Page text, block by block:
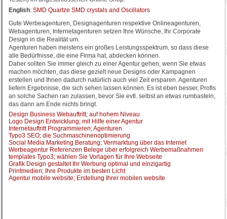
English: SMD Quartze SMD crystals and Oscillators
Gute Werbeagenturen, Designagenturen respektive Onlineagenturen,
Webagenturen, Internetagenturen setzen Ihre Wünsche, Ihr Corporate
Design in die Realität um.
Agenturen haben meistens ein großes Leistungsspektrum, so dass diese
alle Bedürfnisse, die eine Firma hat, abdecken können.
Daher sollten Sie immer gleich zu einer Agentur gehen, wenn Sie etwas
machen möchten, das diese gezielt neue Designs oder Kampagnen
erstellen und Ihnen dadurch natürlich auch viel Zeit ersparen. Agenturen
liefern Ergebnisse, die sich sehen lassen können. Es ist eben besser, Profis
an solche Sachen ran zulassen, bevor Sie evtl. selbst an etwas rumbasteln,
das dann am Ende nichts bringt.
Design Business Webauftritt; auf hohem Niveau
Logo Design Entwicklung; mit Hilfe einer Agentur
Internetauftritt Programmieren; Agenturen
Typo3 SEO; die Suchmaschinenoptimierung
Social Media Marketing Beratung; Vermarktung über das Internet
Werbeagentur Referenzen Belege über erfolgreich Werbemaßnahmen
templates Typo3; wählen Sie Vorlagen für Ihre Webseite
Grafik Design gestaltet Ihr Werbung optimal und einzigartig
Printmedien; Ihre Produkte im besten Licht
Agentur mobile website; Erstellung Ihrer mobilen website